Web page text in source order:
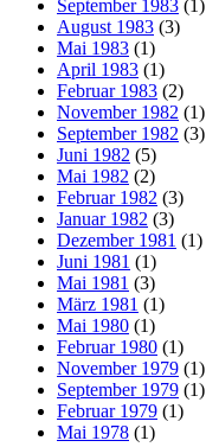
September 1983 (1)
August 1983 (3)
Mai 1983 (1)
April 1983 (1)
Februar 1983 (2)
November 1982 (1)
September 1982 (3)
Juni 1982 (5)
Mai 1982 (2)
Februar 1982 (3)
Januar 1982 (3)
Dezember 1981 (1)
Juni 1981 (1)
Mai 1981 (3)
März 1981 (1)
Mai 1980 (1)
Februar 1980 (1)
November 1979 (1)
September 1979 (1)
Februar 1979 (1)
Mai 1978 (1)